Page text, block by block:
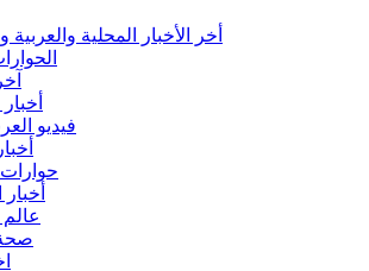
أخر الأخبار المحلية والعربية
فيديو
حوارات
صحة